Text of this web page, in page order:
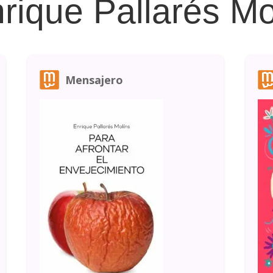
Pallarés
Mensajero